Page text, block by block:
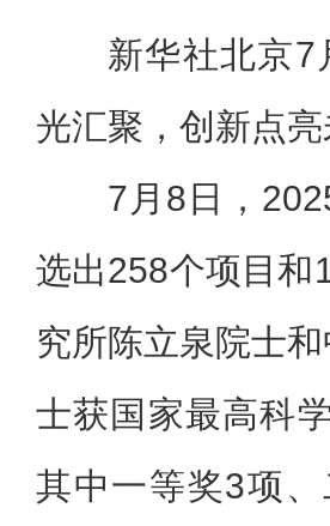
新华社北京7
光汇聚，创新点亮
7月8日，
选出258个项目和
究所陈立泉院士
士获国家最高科
其中一等奖3项